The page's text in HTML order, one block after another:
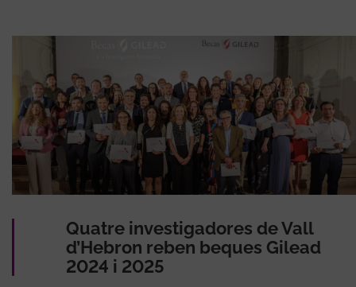
Quatre investigadores de Vall
d’Hebron reben beques Gilead
2024 i 2025